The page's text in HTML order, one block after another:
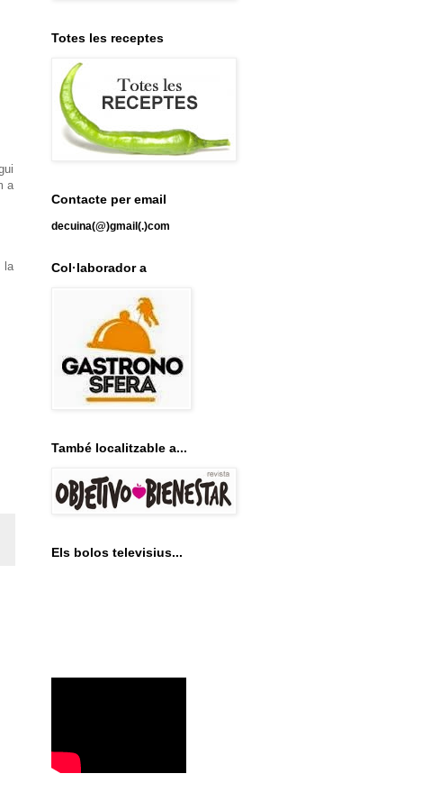
a
la
Totes les receptes
Contacte per email
decuina(@)gmail(.)com
Col·laborador a
També localitzable a...
Els bolos televisius...